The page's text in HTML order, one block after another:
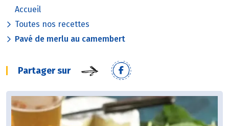
Accueil
Toutes nos recettes
Pavé de merlu au camembert
Partager sur